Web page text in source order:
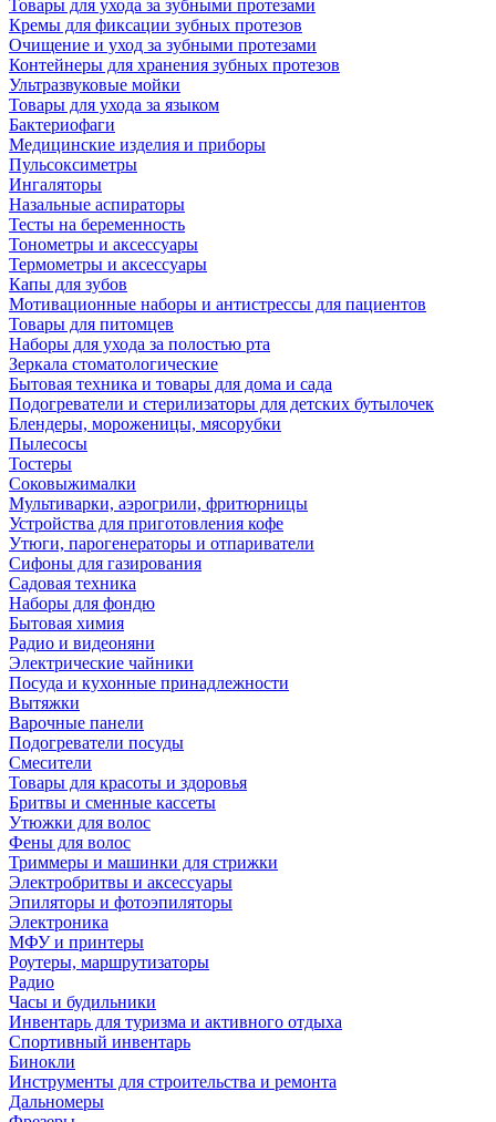
Товары для ухода за зубными протезами
Кремы для фиксации зубных протезов
Очищение и уход за зубными протезами
Контейнеры для хранения зубных протезов
Ультразвуковые мойки
Товары для ухода за языком
Бактериофаги
Медицинские изделия и приборы
Пульсоксиметры
Ингаляторы
Назальные аспираторы
Тесты на беременность
Тонометры и аксессуары
Термометры и аксессуары
Капы для зубов
Мотивационные наборы и антистрессы для пациентов
Товары для питомцев
Наборы для ухода за полостью рта
Зеркала стоматологические
Бытовая техника и товары для дома и сада
Подогреватели и стерилизаторы для детских бутылочек
Блендеры, мороженицы, мясорубки
Пылесосы
Тостеры
Соковыжималки
Мультиварки, аэрогрили, фритюрницы
Устройства для приготовления кофе
Утюги, парогенераторы и отпариватели
Сифоны для газирования
Садовая техника
Наборы для фондю
Бытовая химия
Радио и видеоняни
Электрические чайники
Посуда и кухонные принадлежности
Вытяжки
Варочные панели
Подогреватели посуды
Смесители
Товары для красоты и здоровья
Бритвы и сменные кассеты
Утюжки для волос
Фены для волос
Триммеры и машинки для стрижки
Электробритвы и аксессуары
Эпиляторы и фотоэпиляторы
Электроника
МФУ и принтеры
Роутеры, маршрутизаторы
Радио
Часы и будильники
Инвентарь для туризма и активного отдыха
Спортивный инвентарь
Бинокли
Инструменты для строительства и ремонта
Дальномеры